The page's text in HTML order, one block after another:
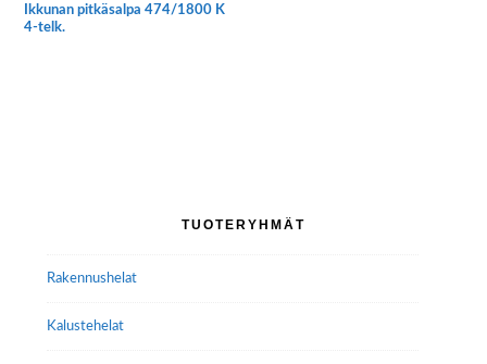
Ikkunan pitkäsalpa 474/1800 K
4-telk.
TUOTERYHMÄT
Rakennushelat
Kalustehelat